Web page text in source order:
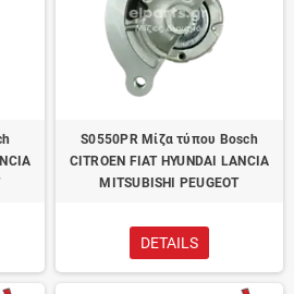
S0550PR Μίζα τύπου Bosch
CITROEN FIAT HYUNDAI LANCIA
MITSUBISHI PEUGEOT
DETAILS